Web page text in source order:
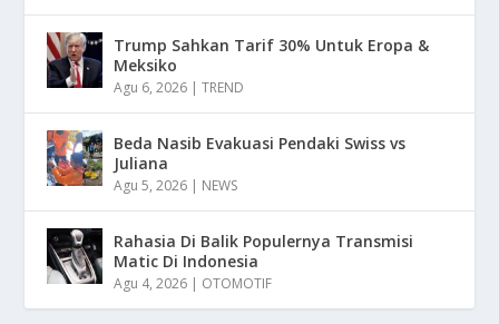
Trump Sahkan Tarif 30% Untuk Eropa &
Meksiko
Agu 6, 2026 |TREND
Beda Nasib Evakuasi Pendaki Swiss vs
Juliana
Agu 5, 2026 | NEWS
Rahasia Di Balik Populernya Transmisi
Matic Di Indonesia
Agu 4, 2026 | OTOMOTIF